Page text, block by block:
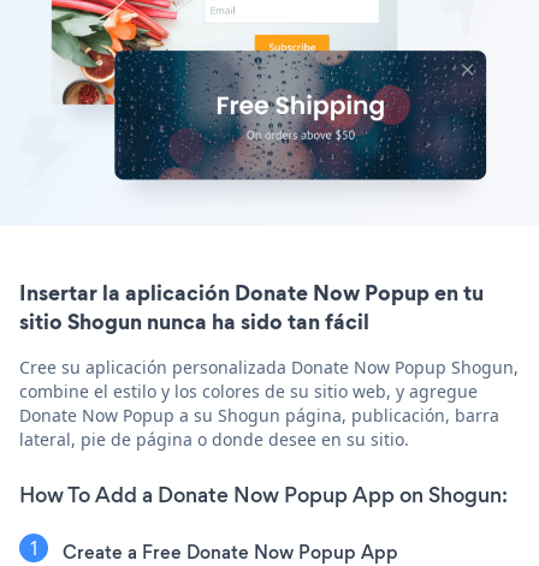
Insertar la aplicación Donate Now Popup en tu
sitio Shogun nunca ha sido tan fácil
Cree su aplicación personalizada Donate Now Popup Shogun,
combine el estilo y los colores de su sitio web, y agregue
Donate Now Popup a su Shogun página, publicación, barra
lateral, pie de página o donde desee en su sitio.
How To Add a Donate Now Popup App on Shogun:
Create a Free Donate Now Popup App